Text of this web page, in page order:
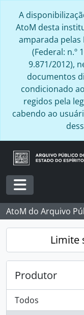
A
AtoM desta
amparada pelas
(Federal: n.º
9.871/2012),
documentos
condicionado
regidos pela
cabendo ao
Toggle
AtoM do Arquivo
Limite
Produtor
Todos